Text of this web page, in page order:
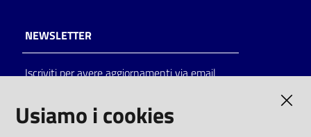
on line
NEWSLETTER
Iscriviti per avere aggiornamenti via email
Usiamo i cookies